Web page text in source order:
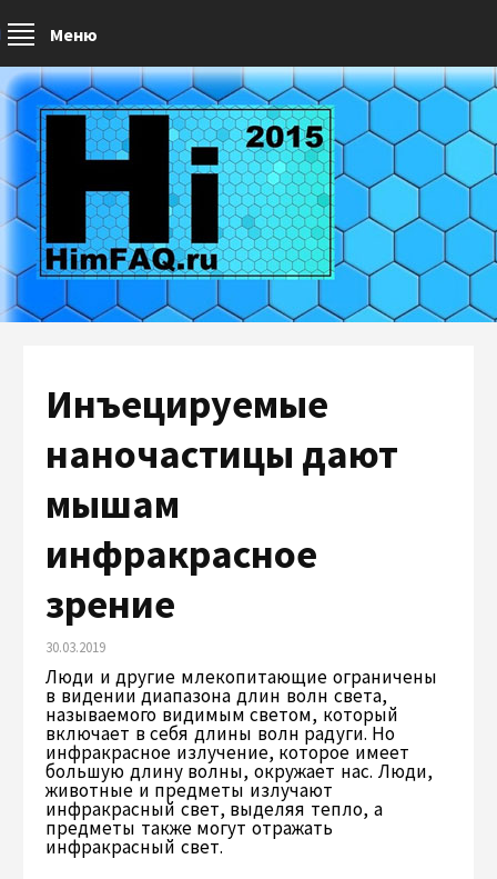
Меню
Инъецируемые
наночастицы дают
мышам
инфракрасное
зрение
30.03.2019
Люди и другие млекопитающие ограничены
в видении диапазона длин волн света,
называемого видимым светом, который
включает в себя длины волн радуги. Но
инфракрасное излучение, которое имеет
большую длину волны, окружает нас. Люди,
животные и предметы излучают
инфракрасный свет, выделяя тепло, а
предметы также могут отражать
инфракрасный свет.